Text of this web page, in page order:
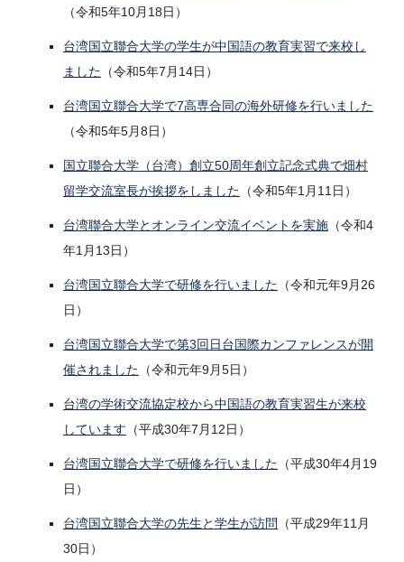
（令和5年10月18日）
台湾国立聯合大学の学生が中国語の教育実習で来校し
ました （令和5年7月14日）
台湾国立聯合大学で7高専合同の海外研修を行いました
（令和5年5月8日）
国立聯合大学（台湾）創立50周年創立記念式典で畑村
留学交流室長が挨拶をしました （令和5年1月11日）
台湾聯合大学とオンライン交流イベントを実施 （令和4
年1月13日）
台湾国立聯合大学で研修を行いました （令和元年9月26
日）
台湾国立聯合大学で第3回日台国際カンファレンスが開
催されました （令和元年9月5日）
台湾の学術交流協定校から中国語の教育実習生が来校
しています （平成30年7月12日）
台湾国立聯合大学で研修を行いました （平成30年4月19
日）
台湾国立聯合大学の先生と学生が訪問
（平成29年11月
30日）